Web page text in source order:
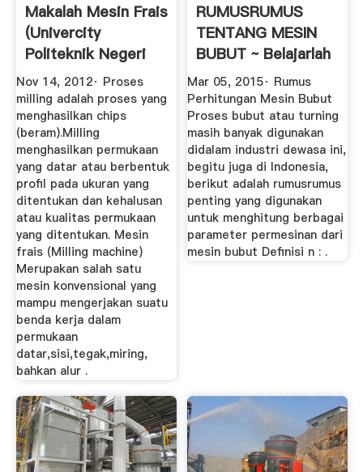
Makalah Mesin Frais
(univercity
Politeknik Negeri
Medan ...
Nov 14, 2012· Proses
milling adalah proses yang
menghasilkan chips
(beram).Milling
menghasilkan permukaan
yang datar atau berbentuk
profil pada ukuran yang
ditentukan dan kehalusan
atau kualitas permukaan
yang ditentukan. Mesin
frais (Milling machine)
Merupakan salah satu
mesin konvensional yang
mampu mengerjakan suatu
benda kerja dalam
permukaan
datar,sisi,tegak,miring,
bahkan alur .
RUMUSRUMUS
TENTANG MESIN
BUBUT ~ Belajarlah
Sampai Di ...
Mar 05, 2015· Rumus
Perhitungan Mesin Bubut
Proses bubut atau turning
masih banyak digunakan
didalam industri dewasa ini,
begitu juga di Indonesia,
berikut adalah rumusrumus
penting yang digunakan
untuk menghitung berbagai
parameter permesinan dari
mesin bubut Definisi n : .